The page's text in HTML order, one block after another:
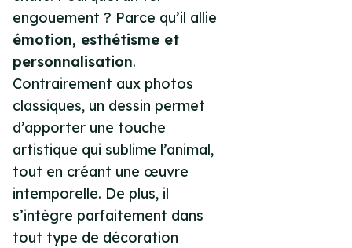
engouement ? Parce qu’il allie
émotion, esthétisme et
personnalisation.
Contrairement aux photos
classiques, un dessin permet
d’apporter une touche
artistique qui sublime l’animal,
tout en créant une œuvre
intemporelle. De plus, il
s’intègre parfaitement dans
tout type de décoration